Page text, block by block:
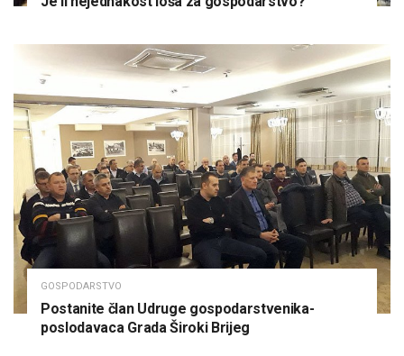
GOSPODARSTVO
Postanite član Udruge gospodarstvenika-
poslodavaca Grada Široki Brijeg